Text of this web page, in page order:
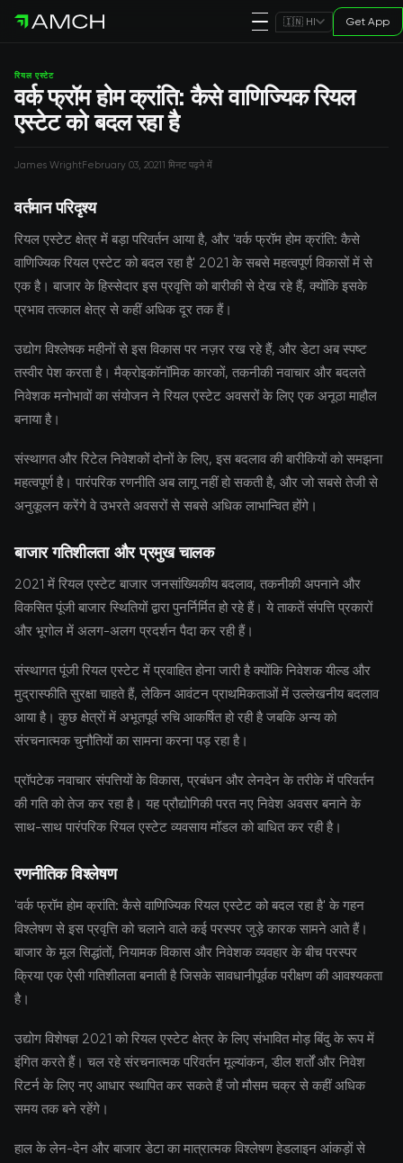
🇮🇳 HI Get App
रियल एस्टेट
वर्क फ्रॉम होम क्रांति: कैसे वाणिज्यिक रियल
एस्टेट को बदल रहा है
James WrightFebruary 03, 20211 मिनट पढ़ने में
वर्तमान परिदृश्य
रियल एस्टेट क्षेत्र में बड़ा परिवर्तन आया है, और 'वर्क फ्रॉम होम क्रांति: कैसे
वाणिज्यिक रियल एस्टेट को बदल रहा है' 2021 के सबसे महत्वपूर्ण विकासों में से
एक है। बाजार के हिस्सेदार इस प्रवृत्ति को बारीकी से देख रहे हैं, क्योंकि इसके
प्रभाव तत्काल क्षेत्र से कहीं अधिक दूर तक हैं।
उद्योग विश्लेषक महीनों से इस विकास पर नज़र रख रहे हैं, और डेटा अब स्पष्ट
तस्वीर पेश करता है। मैक्रोइकॉनॉमिक कारकों, तकनीकी नवाचार और बदलते
निवेशक मनोभावों का संयोजन ने रियल एस्टेट अवसरों के लिए एक अनूठा माहौल
बनाया है।
संस्थागत और रिटेल निवेशकों दोनों के लिए, इस बदलाव की बारीकियों को समझना
महत्वपूर्ण है। पारंपरिक रणनीति अब लागू नहीं हो सकती है, और जो सबसे तेजी से
अनुकूलन करेंगे वे उभरते अवसरों से सबसे अधिक लाभान्वित होंगे।
बाजार गतिशीलता और प्रमुख चालक
2021 में रियल एस्टेट बाजार जनसांख्यिकीय बदलाव, तकनीकी अपनाने और
विकसित पूंजी बाजार स्थितियों द्वारा पुनर्निर्मित हो रहे हैं। ये ताकतें संपत्ति प्रकारों
और भूगोल में अलग-अलग प्रदर्शन पैदा कर रही हैं।
संस्थागत पूंजी रियल एस्टेट में प्रवाहित होना जारी है क्योंकि निवेशक यील्ड और
मुद्रास्फीति सुरक्षा चाहते हैं, लेकिन आवंटन प्राथमिकताओं में उल्लेखनीय बदलाव
आया है। कुछ क्षेत्रों में अभूतपूर्व रुचि आकर्षित हो रही है जबकि अन्य को
संरचनात्मक चुनौतियों का सामना करना पड़ रहा है।
प्रॉपटेक नवाचार संपत्तियों के विकास, प्रबंधन और लेनदेन के तरीके में परिवर्तन
की गति को तेज कर रहा है। यह प्रौद्योगिकी परत नए निवेश अवसर बनाने के
साथ-साथ पारंपरिक रियल एस्टेट व्यवसाय मॉडल को बाधित कर रही है।
रणनीतिक विश्लेषण
'वर्क फ्रॉम होम क्रांति: कैसे वाणिज्यिक रियल एस्टेट को बदल रहा है' के गहन
विश्लेषण से इस प्रवृत्ति को चलाने वाले कई परस्पर जुड़े कारक सामने आते हैं।
बाजार के मूल सिद्धांतों, नियामक विकास और निवेशक व्यवहार के बीच परस्पर
क्रिया एक ऐसी गतिशीलता बनाती है जिसके सावधानीपूर्वक परीक्षण की आवश्यकता
है।
उद्योग विशेषज्ञ 2021 को रियल एस्टेट क्षेत्र के लिए संभावित मोड़ बिंदु के रूप में
इंगित करते हैं। चल रहे संरचनात्मक परिवर्तन मूल्यांकन, डील शर्तों और निवेश
रिटर्न के लिए नए आधार स्थापित कर सकते हैं जो मौसम चक्र से कहीं अधिक
समय तक बने रहेंगे।
हाल के लेन-देन और बाजार डेटा का मात्रात्मक विश्लेषण हेडलाइन आंकड़ों से